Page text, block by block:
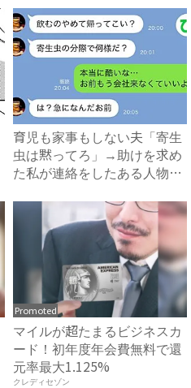
育児も家事もしない夫「寄生
虫は黙ってろ」→助けを求め
た私が連絡をしたある人物と
Promoted
マイルが超たまるビジネスカ
ード！初年度年会費無料で還
元率最大1.125%
クレディセゾン